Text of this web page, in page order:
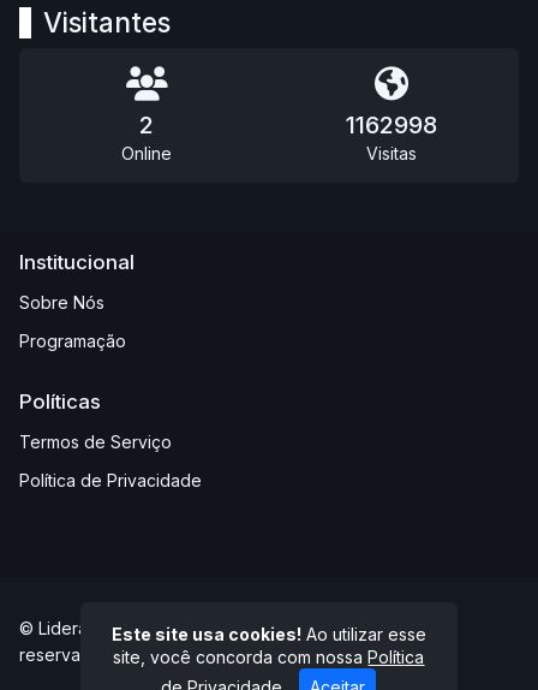
Visitantes
2
Online
1162998
Visitas
Institucional
Sobre Nós
Programação
Políticas
Termos de Serviço
Política de Privacidade
© Liderança FM 94,7 - Abaeté/MG - Todos os direitos
reservados.
Este site usa cookies! Ao utilizar esse
site, você concorda com nossaPolítica